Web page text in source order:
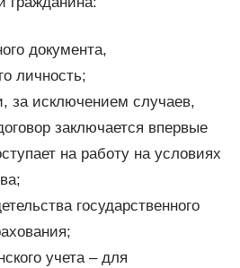
документа,
личность;
за исключением случаев,
заключается впервые
на работу на условиях
государственного
учета – для